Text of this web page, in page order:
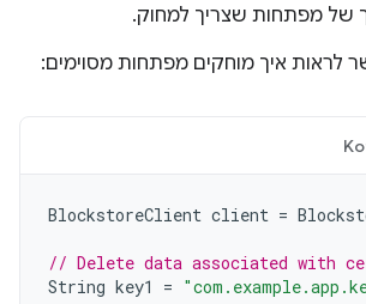
של מפתחות שצריך למחוק.
לראות איך מוחקים מפתחות מסוימים:
BlockstoreClient client =
// Delete data associated with
String key1 =